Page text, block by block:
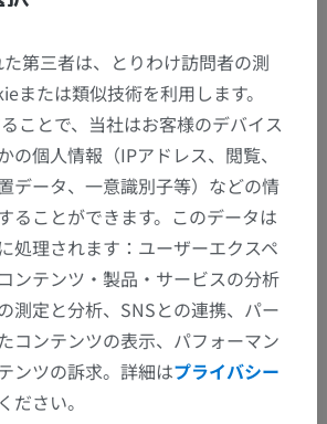
第三者は、とりわけ訪問者の測
または類似技術を利用します。
ことで、当社はお客様のデバイス
の個人情報（IPアドレス、閲覧、
データ、一意識別子等）などの情
ることができます。このデータは
処理されます：ユーザーエクスペ
ンテンツ・製品・サービスの分析
測定と分析、SNSとの連携、パー
コンテンツの表示、パフォーマン
ンツの訴求。詳細はプライバシー
ださい。